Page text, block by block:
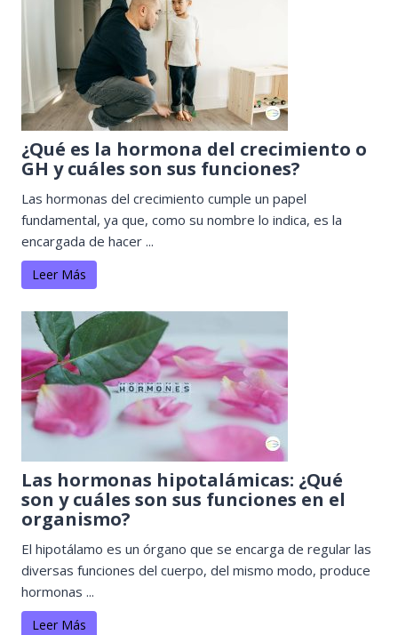
¿Qué es la hormona del crecimiento o
GH y cuáles son sus funciones?
Las hormonas del crecimiento cumple un papel
fundamental, ya que, como su nombre lo indica, es la
encargada de hacer ...
Leer Más
Las hormonas hipotalámicas: ¿Qué
son y cuáles son sus funciones en el
organismo?
El hipotálamo es un órgano que se encarga de regular las
diversas funciones del cuerpo, del mismo modo, produce
hormonas ...
Leer Más